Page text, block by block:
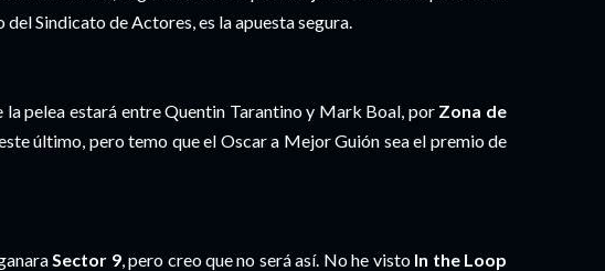
Sindicato de Actores, es la apuesta segura.
la pelea estará entre Quentin Tarantino y Mark Boal, por Zona de
último, pero temo que el Oscar a Mejor Guión sea el premio de
Sector 9, pero creo que no será así. No he visto In the Loop